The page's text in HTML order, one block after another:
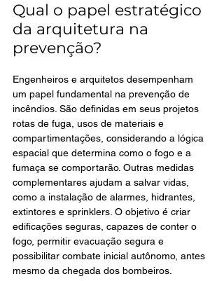
Qual o papel estratégico
da arquitetura na
prevenção?
Engenheiros e arquitetos desempenham
um papel fundamental na prevenção de
incêndios. São definidas em seus projetos
rotas de fuga, usos de materiais e
compartimentações, considerando a lógica
espacial que determina como o fogo e a
fumaça se comportarão. Outras medidas
complementares ajudam a salvar vidas,
como a instalação de alarmes, hidrantes,
extintores e sprinklers. O objetivo é criar
edificações seguras, capazes de conter o
fogo, permitir evacuação segura e
possibilitar combate inicial autônomo, antes
mesmo da chegada dos bombeiros.